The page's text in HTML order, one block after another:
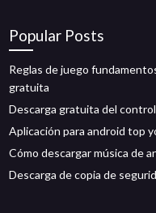
Popular Posts
Reglas de juego
gratuita
Descarga gratuita del
Aplicación para android top
Cómo descargar música de
Descarga de copia de